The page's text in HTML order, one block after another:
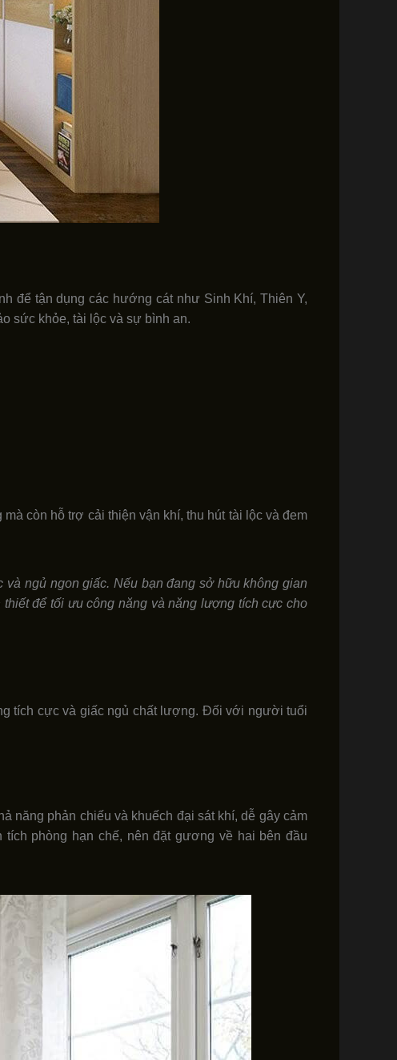
để tận dụng các hướng cát như Sinh Khí, Thiên Y,
sức khỏe, tài lộc và sự bình an.
còn hỗ trợ cải thiện vận khí, thu hút tài lộc và đem
ngủ ngon giấc. Nếu bạn đang sở hữu không gian
để tối ưu công năng và năng lượng tích cực cho
tích cực và giấc ngủ chất lượng. Đối với người tuổi
năng phản chiếu và khuếch đại sát khí, dễ gây cảm
phòng hạn chế, nên đặt gương về hai bên đầu